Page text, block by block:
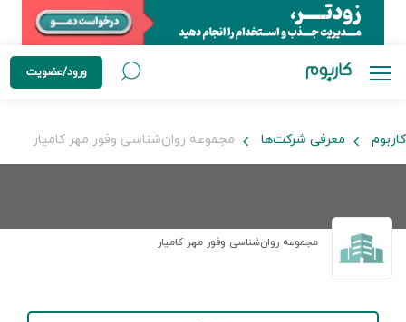
ورود/عضویت
کاربوم معرفی شرکت‌ها مجموعه روان‌شناسی وفور مهر کامیار
مجموعه روان‌شناسی وفور مهر کامیار